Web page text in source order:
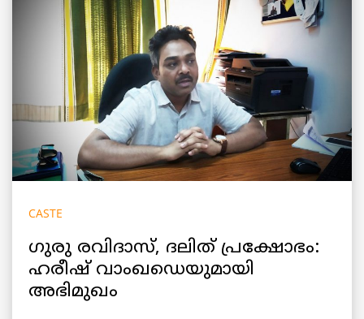
CASTE
ഗുരു രവിദാസ്, ദലിത് പ്രക്ഷോഭം:
ഹരീഷ് വാംഖഡെയുമായി
അഭിമുഖം